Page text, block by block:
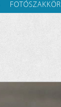
FOTÓSZAKKÖR